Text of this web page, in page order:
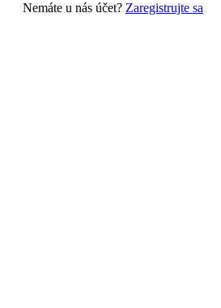
Nemáte u nás účet? Zaregistrujte sa